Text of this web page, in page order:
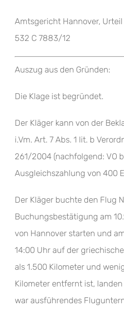
Amtsgericht Hannover, Urteil
532 C 7883/12
Auszug aus den Gründen:
Die Klage ist begründet.
Der Kläger kann von der
i.Vm. Art. 7 Abs. 1 lit. b
261/2004 (nachfolgend: VO
Ausgleichszahlung von 400
Der Kläger buchte den Flug
Buchungsbestätigung am
von Hannover starten und
14:00 Uhr auf der
als 1.500 Kilometer und
Kilometer entfernt ist,
war ausführendes